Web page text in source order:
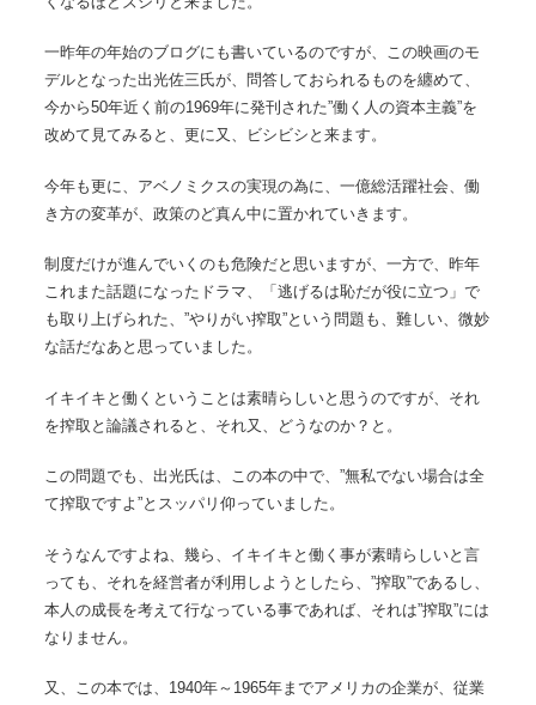
一昨年の年始のブログにも書いているのですが、この映画のモ
デルとなった出光佐三氏が、問答しておられるものを纏めて、
今から50年近く前の1969年に発刊された”働く人の資本主義”を
改めて見てみると、更に又、ビシビシと来ます。
今年も更に、アベノミクスの実現の為に、一億総活躍社会、働
き方の変革が、政策のど真ん中に置かれていきます。
制度だけが進んでいくのも危険だと思いますが、一方で、昨年
これまた話題になったドラマ、「逃げるは恥だが役に立つ」で
も取り上げられた、”やりがい搾取”という問題も、難しい、微妙
な話だなあと思っていました。
イキイキと働くということは素晴らしいと思うのですが、それ
を搾取と論議されると、それ又、どうなのか？と。
この問題でも、出光氏は、この本の中で、”無私でない場合は全
て搾取ですよ”とスッパリ仰っていました。
そうなんですよね、幾ら、イキイキと働く事が素晴らしいと言
っても、それを経営者が利用しようとしたら、”搾取”であるし、
本人の成長を考えて行なっている事であれば、それは”搾取”には
なりません。
又、この本では、1940年～1965年までアメリカの企業が、従業